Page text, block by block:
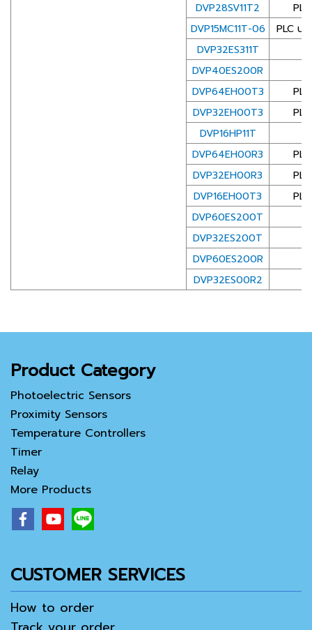
DVP28SV11T2
DVP15MC11T-06
PLC ป
DVP32ES311T
DVP40ES200R
DVP64EH00T3
DVP32EH00T3
DVP16HP11T
DVP64EH00R3
DVP32EH00R3
DVP16EH00T3
DVP60ES200T
DVP32ES200T
DVP60ES200R
DVP32ES00R2
Product Category
Photoelectric Sensors
Proximity Sensors
Temperature Controllers
Timer
Relay
More Products
CUSTOMER SERVICES
How to order